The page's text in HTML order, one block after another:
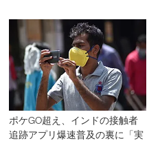
ポケGO超え、インドの接触者
追跡アプリ爆速普及の裏に「実